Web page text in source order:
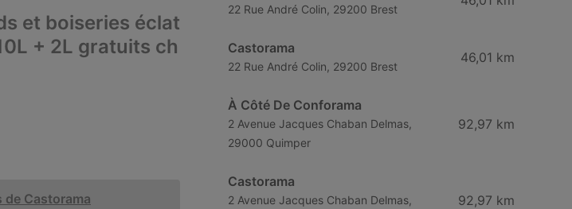
et boiseries éclat
+ 2L gratuits ch
Castorama
22 Rue André Colin, 29200 Brest
Castorama
22 Rue André Colin, 29200 Brest
46,01 km
À Côté De Conforama
2 Avenue Jacques Chaban Delmas,
29000 Quimper
92,97 km
Castorama
2 Avenue Jacques Chaban Delmas,
92,97 km